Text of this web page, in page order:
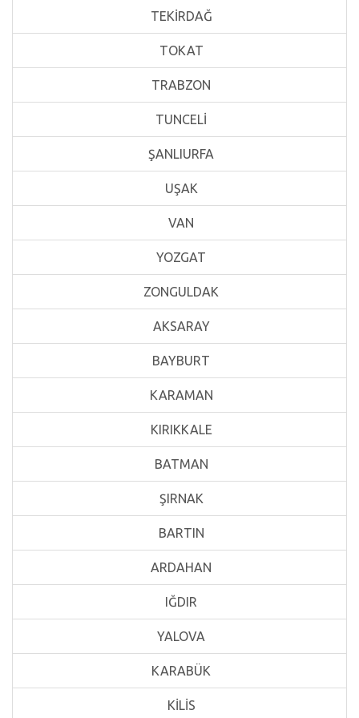
TEKİRDAĞ
TOKAT
TRABZON
TUNCELİ
ŞANLIURFA
UŞAK
VAN
YOZGAT
ZONGULDAK
AKSARAY
BAYBURT
KARAMAN
KIRIKKALE
BATMAN
ŞIRNAK
BARTIN
ARDAHAN
IĞDIR
YALOVA
KARABÜK
KİLİS